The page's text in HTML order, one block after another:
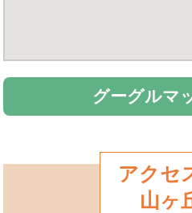
グーグルマ
アクセ
山ヶ